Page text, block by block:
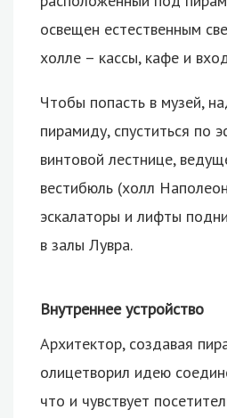
освещен естественным
холле – кассы, кафе и
Чтобы попасть в музей,
пирамиду, спуститься по
винтовой лестнице,
вестибюль (холл
эскалаторы и лифты
в залы Лувра.
Внутреннее устройство
Архитектор, создавая
олицетворил идею
что и чувствует